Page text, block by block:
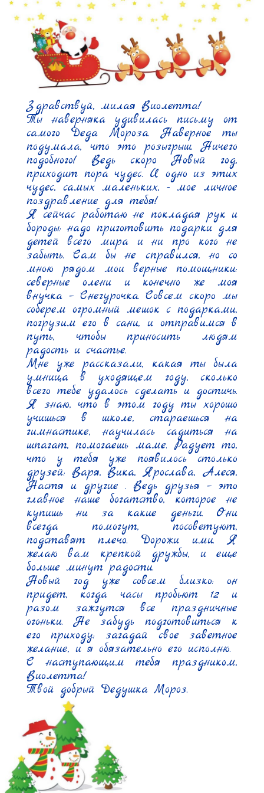
Здравствуй, милая Виолетта!
Ты наверняка удивилась письму от
самого Деда Мороза. Наверное ты
подумала, что это розыгрыш. Ничего
подобного! Ведь скоро Новый год,
приходит пора чудес. И одно из этих
чудес, самых маленьких, - мое личное
поздравление для тебя!
Я сейчас работаю не покладая рук и
бороды: надо приготовить подарки для
детей всего мира и ни про кого не
забыть. Сам бы не справился, но со
мною рядом мои верные помощники:
северные олени и конечно же моя
внучка – Снегурочка. Совсем скоро мы
соберем огромный мешок с подарками,
погрузим его в сани, и отправимся в
путь, чтобы приносить людям
радость и счастье.
Мне уже рассказали, какая ты была
умница в уходящем году, сколько
всего тебе удалось сделать и достичь.
Я знаю, что в этом году ты хорошо
учишься в школе, стараешься на
гимнастике, научилась садиться на
шпагат, помогаешь маме. Радует то,
что у тебя уже появилось столько
друзей: Варя, Вика, Ярослава, Алеся,
Настя и другие . Ведь друзья – это
главное наше богатство, которое не
купишь ни за какие деньги. Они
всегда помогут, посоветуют,
подставят плечо. Дорожи ими. Я
желаю вам крепкой дружбы, и еще
больше минут радости.
Новый год уже совсем близко: он
придет, когда часы пробьют 12 и
разом зажгутся все праздничные
огоньки. Не забудь подготовиться к
его приходу: загадай свое заветное
желание, и я обязательно его исполню.
С наступающим тебя праздником,
Виолетта!
Твой добрый Дедушка Мороз.